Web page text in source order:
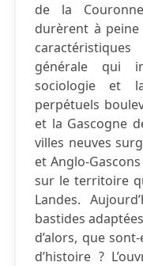
de la
durèrent à
générale qui
sociologie et
perpétuels
et la Gascogne
villes neuves
et Anglo-
sur le territoire
Landes.
bastides
d’alors, que
d’histoire ?